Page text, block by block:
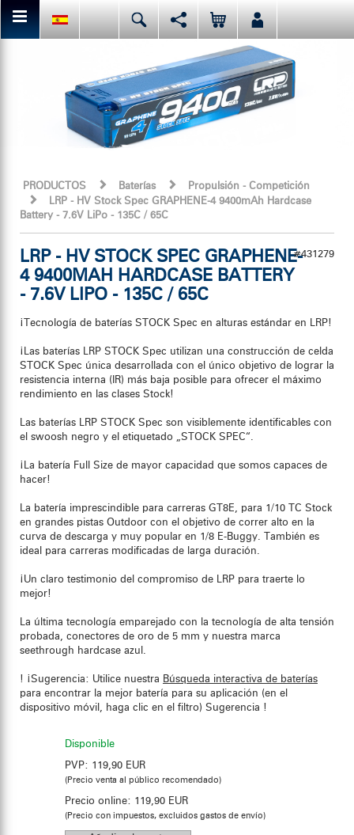
PRODUCTOS Baterías
Propulsión - Competición
LRP - HV Stock Spec GRAPHENE-4 9400mAh Hardcase
Battery - 7.6V LiPo - 135C / 65C
LRP - HV STOCK SPEC GRAPHENE-
4 9400MAH HARDCASE BATTERY
- 7.6V LIPO - 135C / 65C
¡Tecnología de baterías STOCK Spec en alturas estándar en LRP!
¡Las baterías LRP STOCK Spec utilizan una construcción de celda
STOCK Spec única desarrollada con el único objetivo de lograr la
resistencia interna (IR) más baja posible para ofrecer el máximo
rendimiento en las clases Stock!
Las baterías LRP STOCK Spec son visiblemente identificables con
el swoosh negro y el etiquetado „STOCK SPEC“.
¡La batería Full Size de mayor capacidad que somos capaces de
hacer!
La batería imprescindible para carreras GT8E, para 1/10 TC Stock
en grandes pistas Outdoor con el objetivo de correr alto en la
curva de descarga y muy popular en 1/8 E-Buggy. También es
ideal para carreras modificadas de larga duración.
¡Un claro testimonio del compromiso de LRP para traerte lo
mejor!
La última tecnología emparejado con la tecnología de alta tensión
probada, conectores de oro de 5 mm y nuestra marca
seethrough hardcase azul.
! ¡Sugerencia: Utilice nuestra Búsqueda interactiva de baterías
para encontrar la mejor batería para su aplicación (en el
dispositivo móvil, haga clic en el filtro) Sugerencia !
#431279
Disponible
PVP: 119,90 EUR
(Precio venta al público recomendado)
Precio online: 119,90 EUR
(Precio con impuestos, excluidos gastos de envío)
English Español
Italiano 日本語
Puedes compartir esta página o darle a "me gusta".
Facebook Mail
O me gusta LRP en Facebook. Antes de ti, ellos ya lo han hecho.